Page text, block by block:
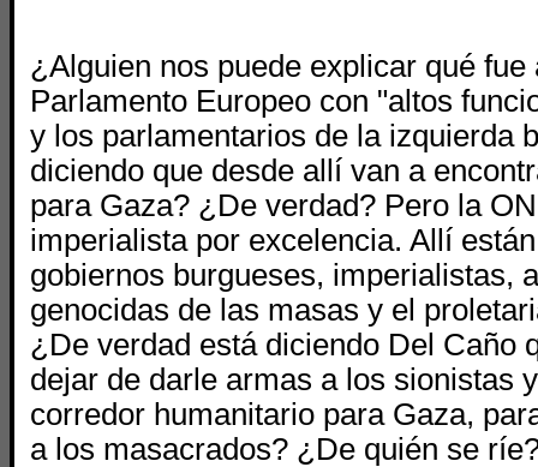
¿Alguien nos puede explicar qué
Parlamento Europeo con "altos
y los parlamentarios de la izquierda
diciendo que desde allí van a
para Gaza? ¿De verdad? Pero la
imperialista por excelencia. Allí
gobiernos burgueses, imperialistas,
genocidas de las masas y el
¿De verdad está diciendo Del Caño
dejar de darle armas a los sionistas
corredor humanitario para Gaza,
a los masacrados? ¿De quién se